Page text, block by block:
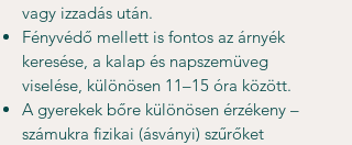
vagy izzadás után.
Fényvédő mellett is fontos az árnyék
keresése, a kalap és napszemüveg
viselése, különösen 11–15 óra között.
A gyerekek bőre különösen érzékeny –
számukra fizikai (ásványi) szűrőket